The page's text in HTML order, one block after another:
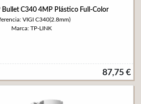
Bullet C340 4MP Plástico Full-Color
VIGI C340(2.8mm)
Marca: TP-LINK
87,75 €